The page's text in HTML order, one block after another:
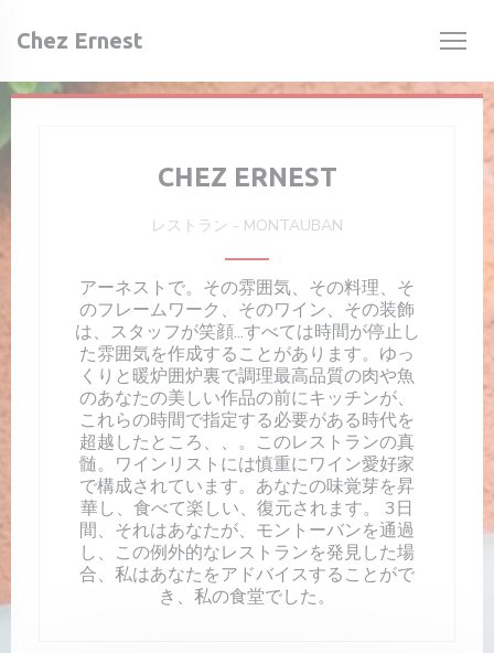
Chez Ernest
CHEZ ERNEST
レストラン - MONTAUBAN
アーネストで。その雰囲気、その料理、そ
のフレームワーク、そのワイン、その装飾
は、スタッフが笑顔...すべては時間が停止し
た雰囲気を作成することがあります。ゆっ
くりと暖炉囲炉裏で調理最高品質の肉や魚
のあなたの美しい作品の前にキッチンが、
これらの時間で指定する必要がある時代を
超越したところ、、。このレストランの真
髄。ワインリストには慎重にワイン愛好家
で構成されています。あなたの味覚芽を昇
華し、食べて楽しい、復元されます。 3日
間、それはあなたが、モントーバンを通過
し、この例外的なレストランを発見した場
合、私はあなたをアドバイスすることがで
き、私の食堂でした。